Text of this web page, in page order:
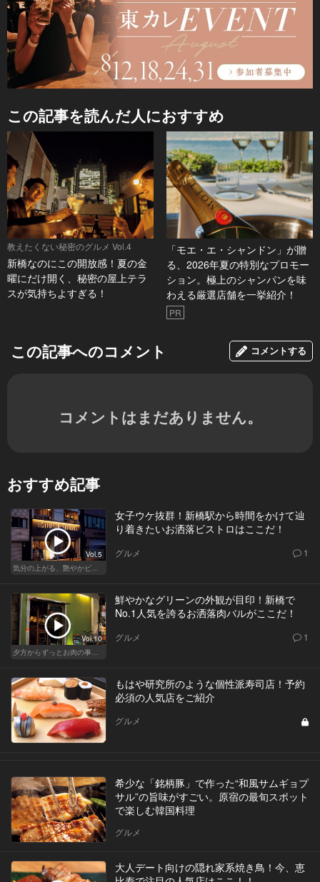
この記事を読んだ人におすすめ
教えたくない秘密のグルメ Vol.4
新橋なのにこの開放感！夏の金
曜にだけ開く、秘密の屋上テラ
スが気持ちよすぎる！
「モエ・エ・シャンドン」が贈
る、2026年夏の特別なプロモー
ション。極上のシャンパンを味
わえる厳選店舗を一挙紹介！
PR
この記事へのコメント コメントする
コメントはまだありません。
おすすめ記事
Vol.5
気分の上がる、艶やかビストロ
女子ウケ抜群！新橋駅から時間をかけて辿
り着きたいお洒落ビストロはここだ！
グルメ 1
Vol.10
夕方からずっとお肉の事を考えてる貴方へ
鮮やかなグリーンの外観が目印！新橋で
No.1人気を誇るお洒落肉バルがここだ！
グルメ 1
もはや研究所のような個性派寿司店！予約
必須の人気店をご紹介
グルメ
希少な「銘柄豚」で作った“和風サムギョプ
サル”の旨味がすごい。原宿の最旬スポット
で楽しむ韓国料理
グルメ
大人デート向けの隠れ家系焼き鳥！今、恵